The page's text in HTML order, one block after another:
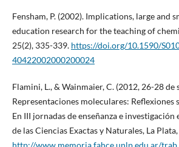
Fensham, P. (2002). Implications, large and
education research for the teaching of
25(2), 335-339. https://doi.org/10.1590/
40422002000200024
Flamini, L., & Wainmaier, C. (2012, 26-28 de
Representaciones moleculares: Reflexiones
En III jornadas de enseñanza e
de las Ciencias Exactas y Naturales, La